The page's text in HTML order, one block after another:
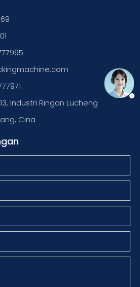
Industri Ringan Lucheng
Cina